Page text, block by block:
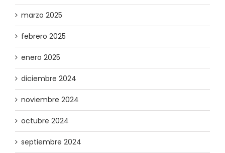
marzo 2025
febrero 2025
enero 2025
diciembre 2024
noviembre 2024
octubre 2024
septiembre 2024